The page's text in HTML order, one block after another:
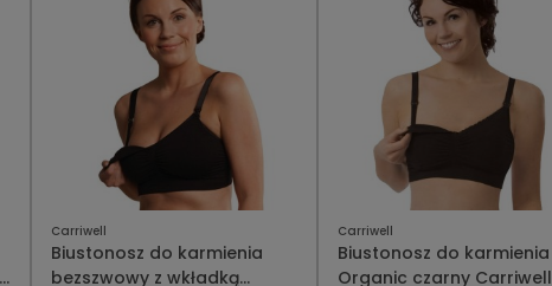
Carriwell
Biustonosz do karmienia
bezszwowy z wkładką
Carriwell
Biustonosz do karmienia
Organic czarny Carriwell